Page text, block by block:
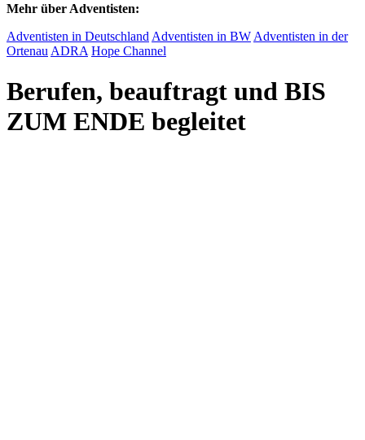
Mehr über Adventisten:
Adventisten in Deutschland Adventisten in BW Adventisten in der
Ortenau ADRA Hope Channel
Berufen, beauftragt und BIS
ZUM ENDE begleitet